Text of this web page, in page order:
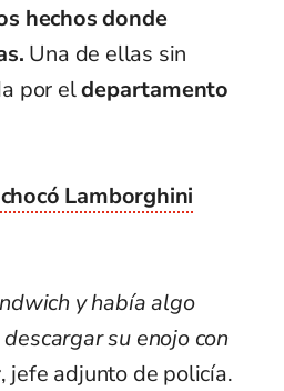
hechos donde
Una de ellas sin
por eldepartamento
Lamborghini
y había algo
su enojo con
, jefe adjunto de policía.